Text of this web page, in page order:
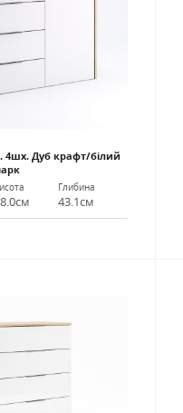
4шх. Дуб крафт/білий
Глибина
43.1см